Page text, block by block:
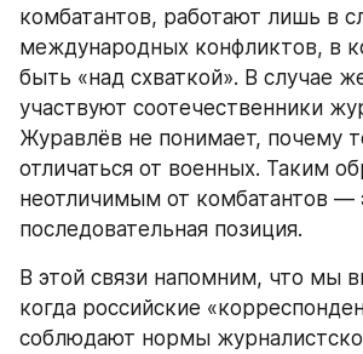
комбатантов, работают лишь в
международных конфликтов, в
быть «над схваткой». В случае
участвуют соотечественники
Журавлёв не понимает, почему
отличаться от военных. Таким
неотличимым от комбатантов —
последовательная позиция.
В этой связи напомним, что мы
когда российские
соблюдают нормы